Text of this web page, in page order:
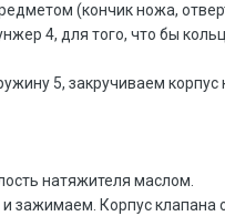
(кончик ножа,
4, для того, что бы
5, закручиваем корпус
натяжителя маслом.
зажимаем. Корпус